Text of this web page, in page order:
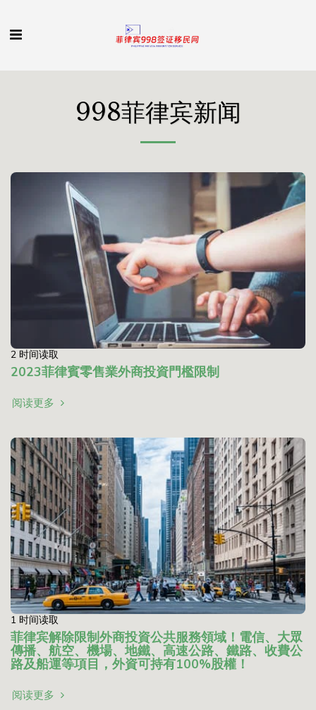
998菲律宾新闻
2 时间读取
2023菲律賓零售業外商投資門檻限制
阅读更多
1 时间读取
菲律宾解除限制外商投資公共服務領域！電信、大眾
傳播、航空、機場、地鐵、高速公路、鐵路、收費公
路及船運等項目，外資可持有100%股權！
阅读更多